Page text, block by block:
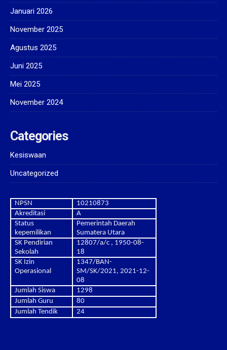
Januari 2026
November 2025
Agustus 2025
Juni 2025
Mei 2025
November 2024
Categories
Kesiswaan
Uncategorized
NPSN
10210873
Akreditasi
A
Status
kepemilikan
Pemerintah Daerah
Sumatera Utara
SK Pendirian
Sekolah
12807/a/c , 1950-08-
18
SK Izin
Operasional
1347/BAN-
SM/SK/2021, 2021-12-
08
Jumlah Siswa
1298
Jumlah Guru
80
Jumlah Tendik
24